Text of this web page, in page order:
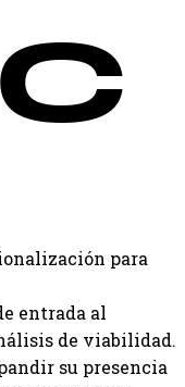
para
entrada al
de viabilidad.
su presencia